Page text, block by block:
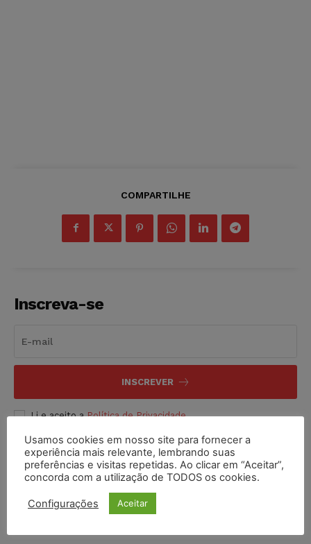
COMPARTILHE
Inscreva-se
INSCREVER
Li e aceito aPolítica de Privacidade.
Usamos cookies em nosso site para fornecer a
experiência mais relevante, lembrando suas
preferências e visitas repetidas. Ao clicar em “Aceitar”,
concorda com a utilização de TODOS os cookies.
Configurações Aceitar